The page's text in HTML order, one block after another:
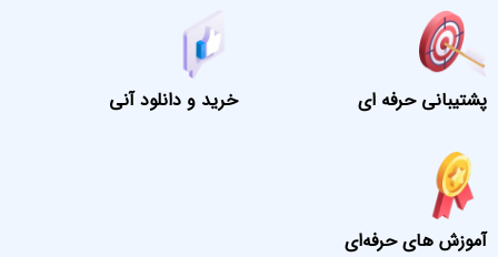
پشتیبانی حرفه ای خرید و دانلود آنی
آموزش های حرفه‌ای